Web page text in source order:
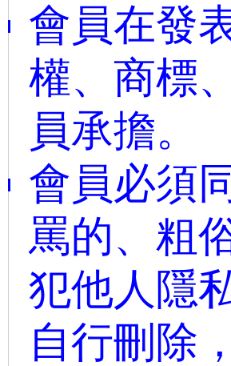
會員在發
權、商標
員承擔。
會員必須
罵的、粗
犯他人隱
自行刪除